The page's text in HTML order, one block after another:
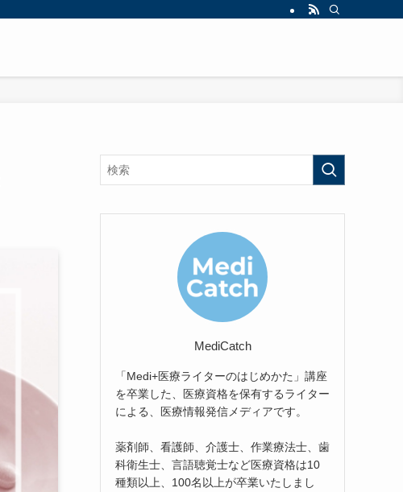
MediCatch
「Medi+医療ライターのはじめかた」講座
を卒業した、医療資格を保有するライター
による、医療情報発信メディアです。
薬剤師、看護師、介護士、作業療法士、歯
科衛生士、言語聴覚士など医療資格は10
種類以上、100名以上が卒業いたしまし